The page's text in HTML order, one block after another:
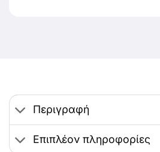
Περιγραφή
Επιπλέον πληροφορίες